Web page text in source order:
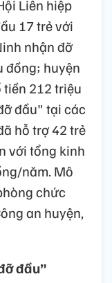
Liên hiệp
17 trẻ với
nhận đỡ
đồng; huyện
tiền 212 triệu
đầu" tại các
hỗ trợ 42 trẻ
với tổng kinh
năm. Mô
chức
an huyện,
đầu”